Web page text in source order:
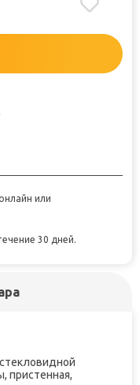
или
30 дней.
пристенная,